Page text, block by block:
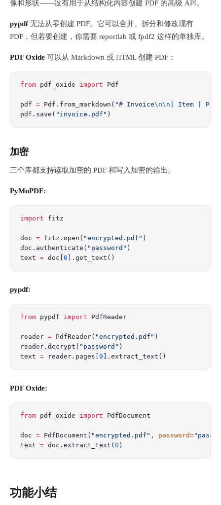
像和形状——没有用于从结构化内容创建 PDF 的高级 API。
pypdf无法从零创建 PDF。它可以合并、拆分和修改现有
PDF，但若要创建，你需要 reportlab 或 fpdf2 这样的单独库。
PDF Oxide 可以从 Markdown 或 HTML 创建 PDF：
from pdf_oxide import Pdf
pdf = Pdf.from_markdown( "# Invoice\n\n | Item |
pdf.save( "invoice.pdf" )
加密
三个库都支持读取加密的 PDF 和写入加密的输出。
PyMuPDF:
import fitz
doc = fitz.open( "encrypted.pdf" )
doc.authenticate( "password" )
text = doc[ 0 ].get_text()
pypdf:
from pypdf import PdfReader
reader = PdfReader( "encrypted.pdf" )
reader.decrypt( "password" )
text = reader.pages[ 0 ].extract_text()
PDF Oxide:
from pdf_oxide import PdfDocument
doc = PdfDocument( "encrypted.pdf" , password=
text = doc.extract_text( 0 )
功能小结